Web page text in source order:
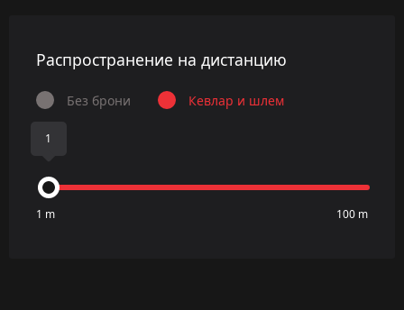
Распространение на дистанцию
Без брони Кевлар и шлем
1
1 m 100 m